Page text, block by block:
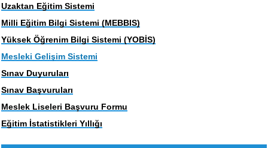
Uzaktan Eğitim Sistemi
Milli Eğitim Bilgi Sistemi (MEBBIS)
Yüksek Öğrenim Bilgi Sistemi (YOBİS)
Mesleki Gelişim Sistemi
Sınav Duyuruları
Sınav Başvuruları
Meslek Liseleri Başvuru Formu
Eğitim İstatistikleri Yıllığı